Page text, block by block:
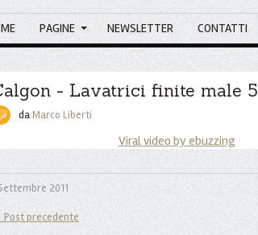
PAGINE NEWSLETTER CONTATTI
- Lavatrici finite male 5
daMarco Liberti
Viral video by ebuzzing
2011
Post precedente